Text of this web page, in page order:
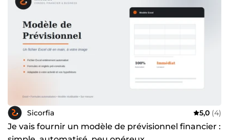
Sicorfia 5,0 (4)
Je vais fournir un modèle de prévisionnel financier :